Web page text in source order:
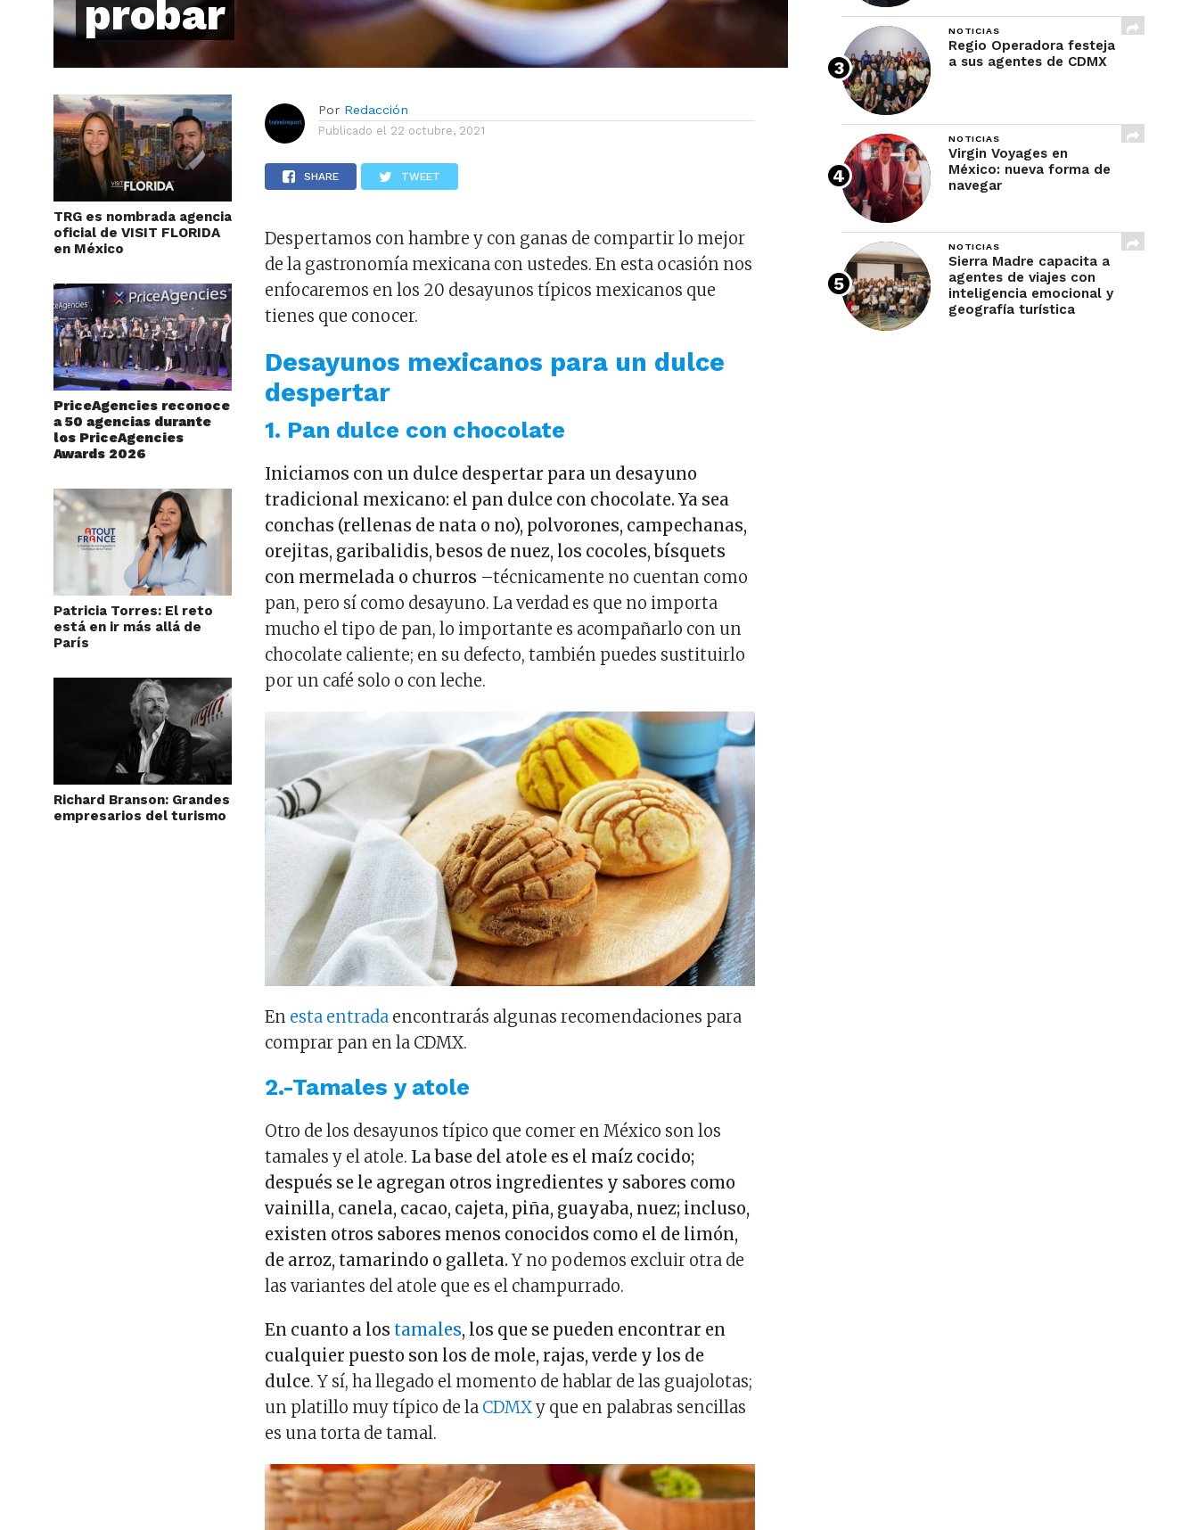
probar
TRG es nombrada agencia
oficial de VISIT FLORIDA
en México
PriceAgencies reconoce
a 50 agencias durante
los PriceAgencies
Awards 2026
Patricia Torres: El reto
está en ir más allá de
París
Richard Branson: Grandes
empresarios del turismo
Por Redacción
Publicado el 22 octubre, 2021
SHARE TWEET
Despertamos con hambre y con ganas de compartir lo mejor
de la gastronomía mexicana con ustedes. En esta ocasión nos
enfocaremos en los 20 desayunos típicos mexicanos que
tienes que conocer.
Desayunos mexicanos para un dulce
despertar
1. Pan dulce con chocolate
Iniciamos con un dulce despertar para un desayuno
tradicional mexicano: el pan dulce con chocolate. Ya sea
conchas (rellenas de nata o no), polvorones, campechanas,
orejitas, garibalidis, besos de nuez, los cocoles, bísquets
con mermelada o churros –técnicamente no cuentan como
pan, pero sí como desayuno. La verdad es que no importa
mucho el tipo de pan, lo importante es acompañarlo con un
chocolate caliente; en su defecto, también puedes sustituirlo
por un café solo o con leche.
En esta entrada encontrarás algunas recomendaciones para
comprar pan en la CDMX.
2.-Tamales y atole
Otro de los desayunos típico que comer en México son los
tamales y el atole. La base del atole es el maíz cocido;
después se le agregan otros ingredientes y sabores como
vainilla, canela, cacao, cajeta, piña, guayaba, nuez; incluso,
existen otros sabores menos conocidos como el de limón,
de arroz, tamarindo o galleta.Y no podemos excluir otra de
las variantes del atole que es el champurrado.
En cuanto a lostamales, los que se pueden encontrar en
cualquier puesto son los de mole, rajas, verde y los de
dulce. Y sí, ha llegado el momento de hablar de las guajolotas;
un platillo muy típico de la CDMXy que en palabras sencillas
es una torta de tamal.
NOTICIAS
Regio Operadora festeja
a sus agentes de CDMX
NOTICIAS
Virgin Voyages en
México: nueva forma de
navegar
NOTICIAS
Sierra Madre capacita a
agentes de viajes con
inteligencia emocional y
geografía turística